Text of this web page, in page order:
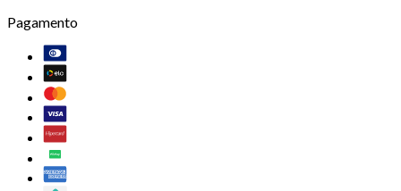
Pagamento